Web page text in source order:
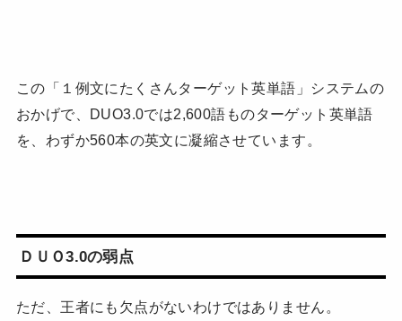
この「１例文にたくさんターゲット英単語」システムの
おかげで、DUO3.0では2,600語ものターゲット英単語
を、わずか560本の英文に凝縮させています。
ＤＵＯ3.0の弱点
ただ、王者にも欠点がないわけではありません。